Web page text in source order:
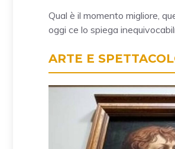
Qual è il momento migliore,
oggi ce lo spiega
ARTE E